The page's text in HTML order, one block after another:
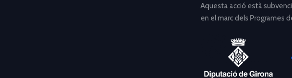
Aquesta acció està
en el marc dels Programes